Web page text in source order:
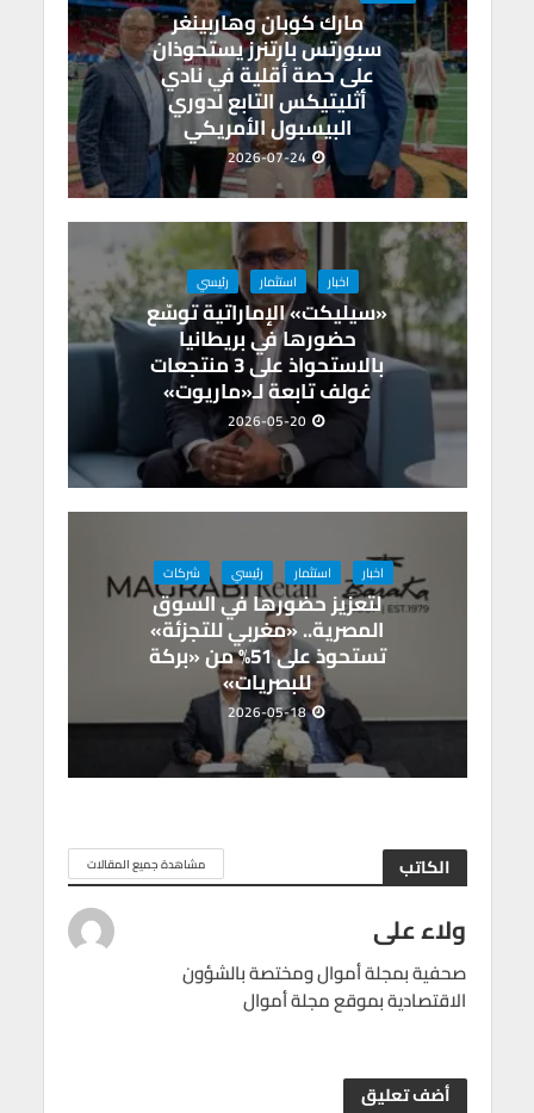
مارك كوبان وهاربينغر
سبورتس بارتنرز يستحوذان
على حصة أقلية في نادي
أثليتيكس التابع لدوري
البيسبول الأمريكي
2026-07-24
اخبار استثمار رئيسي
«سيليكت» الإماراتية توسّع
حضورها في بريطانيا
بالاستحواذ على 3 منتجعات
غولف تابعة لـ«ماريوت»
2026-05-20
اخبار استثمار رئيسي شركات
لتعزيز حضورها في السوق
المصرية.. «مغربي للتجزئة»
تستحوذ على 51% من «بركة
للبصريات»
2026-05-18
الكاتب مشاهدة جميع المقالات
ولاء على
صحفية بمجلة أموال ومختصة بالشؤون
الاقتصادية بموقع مجلة أموال
أضف تعليق